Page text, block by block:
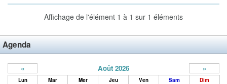
Affichage de l'élément 1 à 1 sur 1 éléments
Agenda
« Août 2026 »
Lun Mar Mer Jeu Ven Sam
Dim